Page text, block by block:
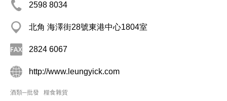
2598 8034
北角 海澤街28號東港中心1804室
2824 6067
http://www.leungyick.com
酒類─批發 糧食雜貨